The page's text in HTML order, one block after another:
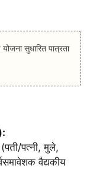
सुधारित पात्रता
पत्नी, मुले,
वैद्यकीय